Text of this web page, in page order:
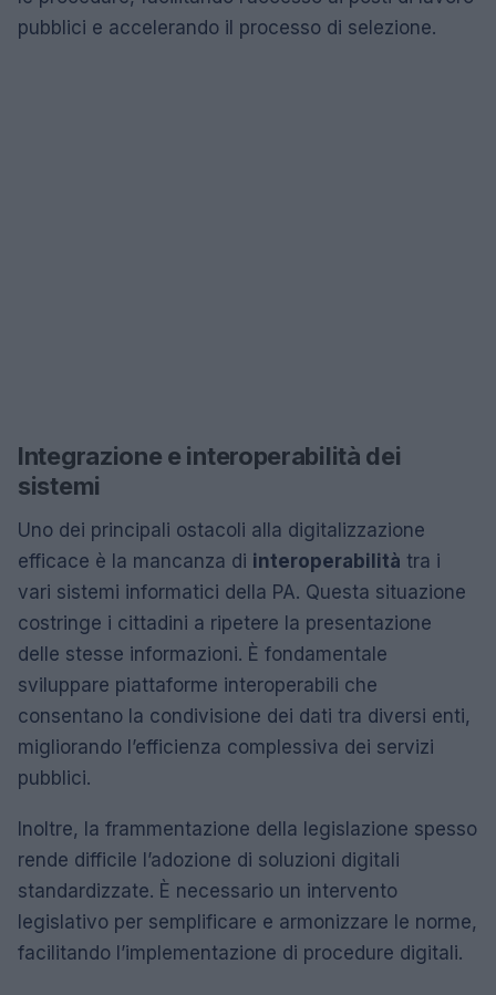
pubblici e accelerando il processo di selezione.
Integrazione e interoperabilità dei
sistemi
Uno dei principali ostacoli alla digitalizzazione
efficace è la mancanza di interoperabilità tra i
vari sistemi informatici della PA. Questa situazione
costringe i cittadini a ripetere la presentazione
delle stesse informazioni. È fondamentale
sviluppare piattaforme interoperabili che
consentano la condivisione dei dati tra diversi enti,
migliorando l’efficienza complessiva dei servizi
pubblici.
Inoltre, la frammentazione della legislazione spesso
rende difficile l’adozione di soluzioni digitali
standardizzate. È necessario un intervento
legislativo per semplificare e armonizzare le norme,
facilitando l’implementazione di procedure digitali.